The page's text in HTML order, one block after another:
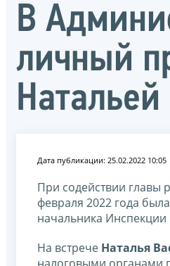
В
личный
Дата публикации: 25.02.2022 10:05
При содействии главы
февраля 2022 года
начальника
На встрече Наталья
налоговыми органами